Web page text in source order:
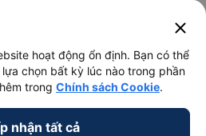
close
hoạt động ổn định. Bạn có thể
chọn bất kỳ lúc nào trong phần
trong Chính sách Cookie.
nhận tất cả